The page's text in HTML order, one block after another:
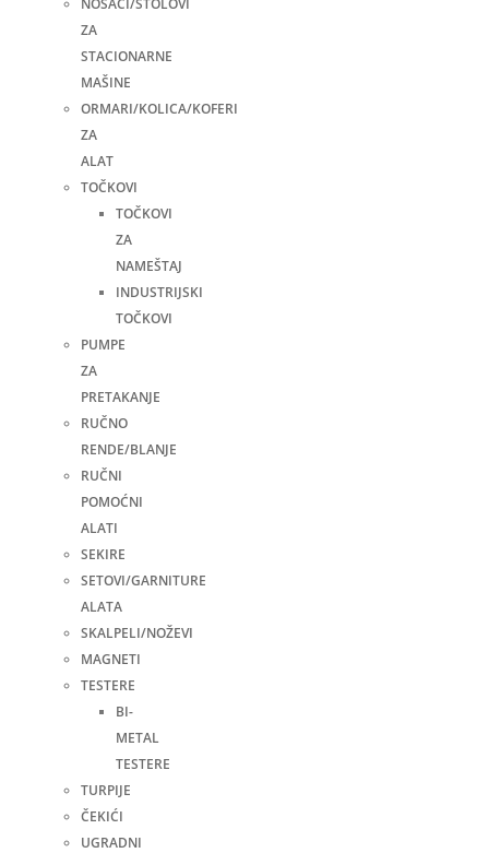
NOSAČI/STOLOVI
ZA
STACIONARNE
MAŠINE
ORMARI/KOLICA/KOFERI
ZA
ALAT
TOČKOVI
TOČKOVI
ZA
NAMEŠTAJ
INDUSTRIJSKI
TOČKOVI
PUMPE
ZA
PRETAKANJE
RUČNO
RENDE/BLANJE
RUČNI
POMOĆNI
ALATI
SEKIRE
SETOVI/GARNITURE
ALATA
SKALPELI/NOŽEVI
MAGNETI
TESTERE
BI-
METAL
TESTERE
TURPIJE
ČEKIĆI
UGRADNI